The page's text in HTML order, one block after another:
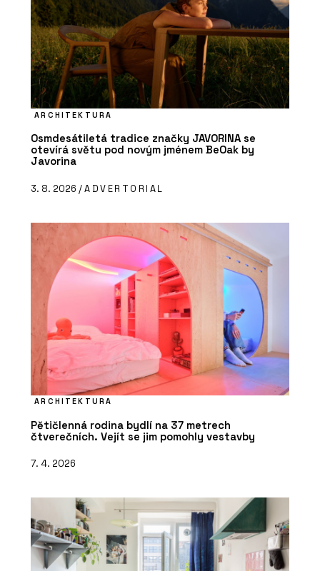
ARCHITEKTURA
Osmdesátiletá tradice značky JAVORINA se
otevírá světu pod novým jménem BeOak by
Javorina
3. 8. 2026 /ADVERTORIAL
ARCHITEKTURA
Pětičlenná rodina bydlí na 37 metrech
čtverečních. Vejít se jim pomohly vestavby
7. 4. 2026